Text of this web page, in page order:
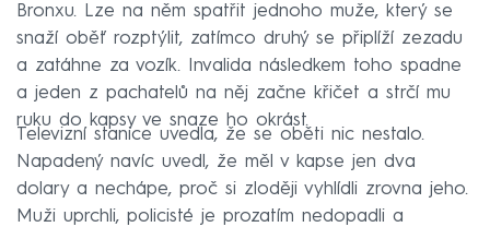
Bronxu. Lze na něm spatřit jednoho muže, který se
snaží oběť rozptýlit, zatímco druhý se připlíží zezadu
a zatáhne za vozík. Invalida následkem toho spadne
a jeden z pachatelů na něj začne křičet a strčí mu
ruku do kapsy ve snaze ho okrást.
Televizní stanice uvedla, že se oběti nic nestalo.
Napadený navíc uvedl, že měl v kapse jen dva
dolary a nechápe, proč si zloději vyhlídli zrovna jeho.
Muži uprchli, policisté je prozatím nedopadli a